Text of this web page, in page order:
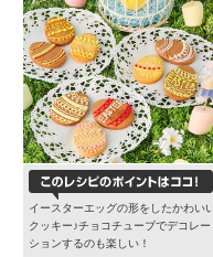
イースターエッグの形をしたかわい
クッキー♪チョコチューブでデコレー
ションするのも楽しい！